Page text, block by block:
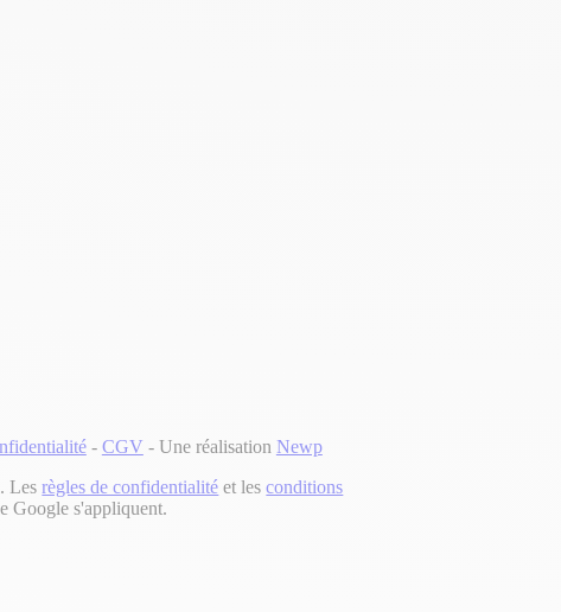
- CGV -Une réalisation Newp
Lesrègles de confidentialité et lesconditions
Google s'appliquent.